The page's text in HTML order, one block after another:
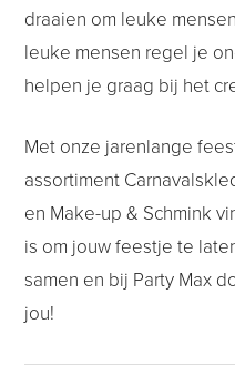
draaien om leuke
leuke mensen regel je
helpen je graag bij het
Met onze jarenlange
assortiment
en Make-up & Schmink
is om jouw feestje te
samen en bij Party Max
jou!